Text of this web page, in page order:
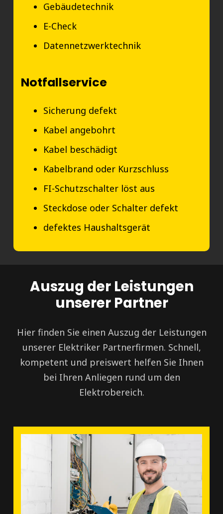
Gebäudetechnik
E-Check
Datennetzwerktechnik
Notfallservice
Sicherung defekt
Kabel angebohrt
Kabel beschädigt
Kabelbrand oder Kurzschluss
FI-Schutzschalter löst aus
Steckdose oder Schalter defekt
defektes Haushaltsgerät
Auszug der Leistungen
unserer Partner
Hier finden Sie einen Auszug der Leistungen
unserer Elektriker Partnerfirmen. Schnell,
kompetent und preiswert helfen Sie Ihnen
bei Ihren Anliegen rund um den
Elektrobereich.